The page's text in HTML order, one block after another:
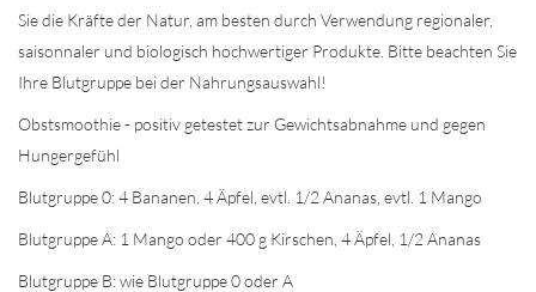
Sie die Kräfte der Natur, am besten durch Verwendung regionaler,
saisonnaler und biologisch hochwertiger Produkte. Bitte beachten Sie
Ihre Blutgruppe bei der Nahrungsauswahl!
Obstsmoothie - positiv getestet zur Gewichtsabnahme und gegen
Hungergefühl
Blutgruppe 0:4 Bananen, 4 Äpfel, evtl. 1/2 Ananas, evtl. 1 Mango
Blutgruppe A: 1 Mango oder 400 g Kirschen, 4 Äpfel, 1/2 Ananas
Blutgruppe B:wie Blutgruppe 0 oder A